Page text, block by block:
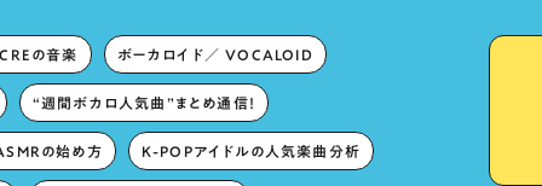
の音楽 ボーカロイド／ VOCALOID
“週間ボカロ人気曲”まとめ通信！
の始め方 K-POPアイドルの人気楽曲分析